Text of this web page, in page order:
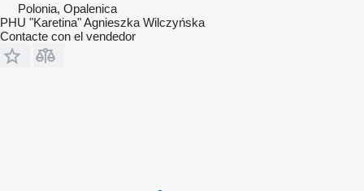
Polonia, Opalenica
PHU "Karetina" Agnieszka Wilczyńska
Contacte con el vendedor